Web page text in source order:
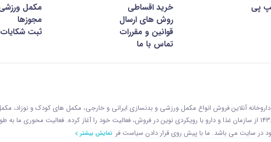
پی خرید اقساطی
مکمل
روش های ارسال
مجوزها
قوانین و مقررات
ثبت
تماس با ما
داروخانه آنلاین فروش انواع مکمل ورزشی و بدنسازی ایرانی و خارجی، مکمل های کودک و نوزاد،
اقلام غیر دارویی به شماره 143/1400/14113 از سازمان غذا و دارو با رويکردی نوين در فروش، فعاليت خود را آغاز کرده. فعاليت
در سایت می باشد. ما با پيش روی قرار دادن سياست فر نمایش بیشتر